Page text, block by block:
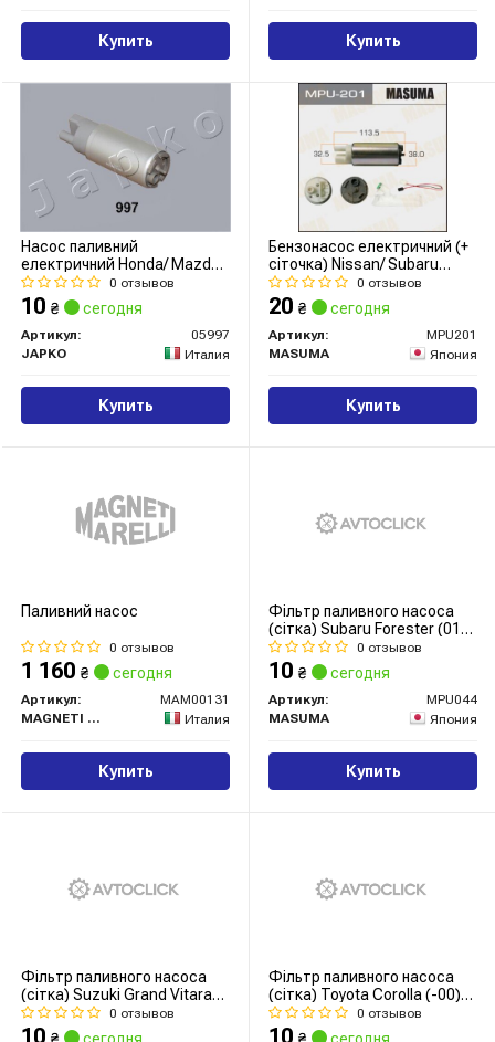
Купить Купить
Насос паливний
електричний Honda/ Mazda/
Mitsubishi/ Subaru/ Toyota
(05997) JAPKO
0 отзывов
10 ₴ сегодня
Артикул:
05997
JAPKO
Италия
Купить
Бензонасос електричний (+
сіточка) Nissan/ Subaru
(MPU-201) MASUMA
0 отзывов
20 ₴ сегодня
Артикул:
MPU201
MASUMA
Япония
Купить
Паливний насос
0 отзывов
1 160 ₴ сегодня
Артикул:
MAM00131
MAGNETI MARELLI
Италия
Купить
Фільтр паливного насоса
(сітка) Subaru Forester (01-
07), Impreza (00-07) (MPU-
044) MASUMA
0 отзывов
10 ₴ сегодня
Артикул:
MPU044
MASUMA
Япония
Купить
Фільтр паливного насоса
(сітка) Suzuki Grand Vitara
(01-05) (MPU-022) MASUMA
0 отзывов
10 ₴ сегодня
Фільтр паливного насоса
(сітка) Toyota Corolla (-00)
(MPU-011) MASUMA
0 отзывов
10 ₴ сегодня